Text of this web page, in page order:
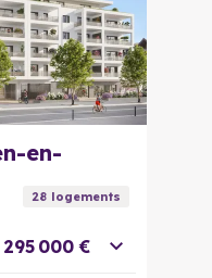
en-
28logements
295 000 €